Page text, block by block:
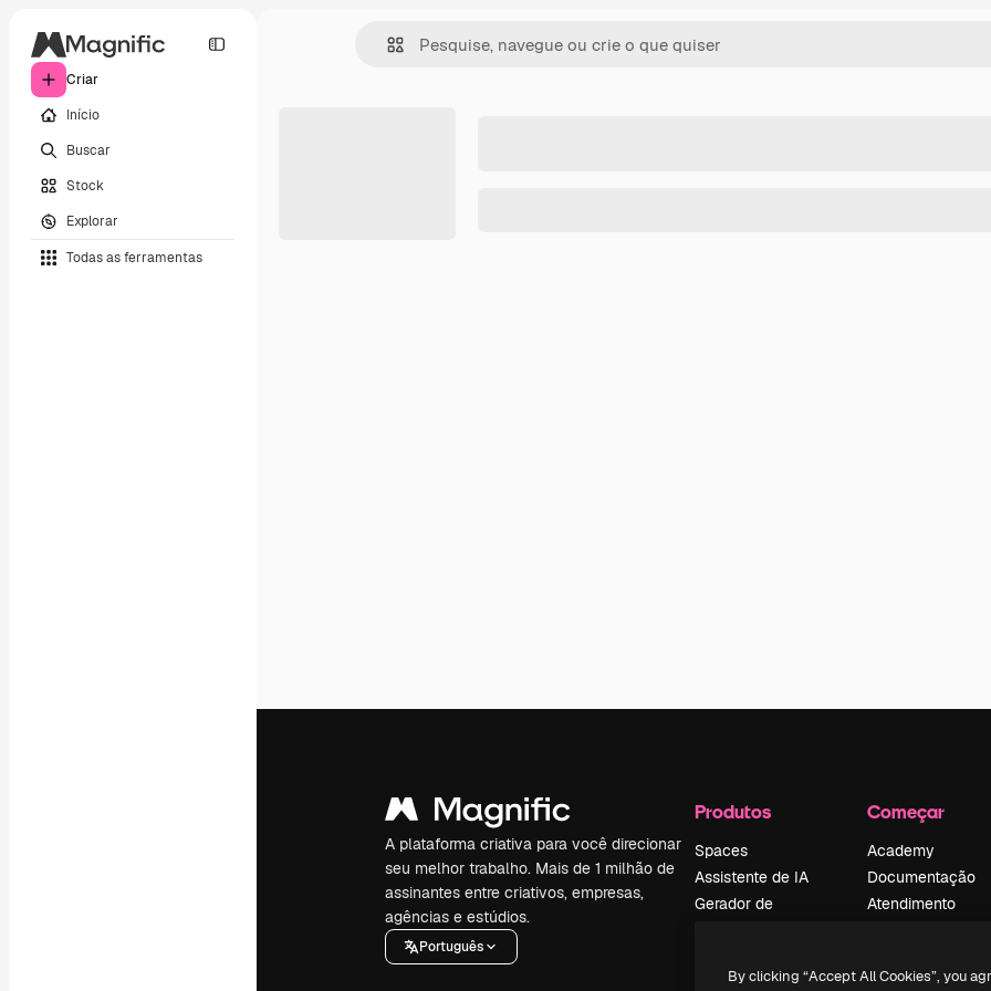
Criar
Início
Buscar
Stock
Explorar
Todas as ferramentas
A plataforma criativa para você direcionar
seu melhor trabalho. Mais de 1 milhão de
assinantes entre criativos, empresas,
agências e estúdios.
Português
Produtos
Spaces
Assistente de IA
Gerador de
Texto para voz
Começar
Academy
Documentação
Atendimento
Política de
By clicking “Accept All Cookies”, you